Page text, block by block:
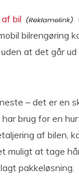
bil
bilrengøring
at det går
– det er en
brug for en
af bilen,
muligt at tage
pakkeløsning.